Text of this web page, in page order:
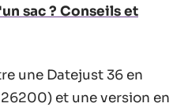
sac ? Conseils et
une Datejust 36 en
et une version en